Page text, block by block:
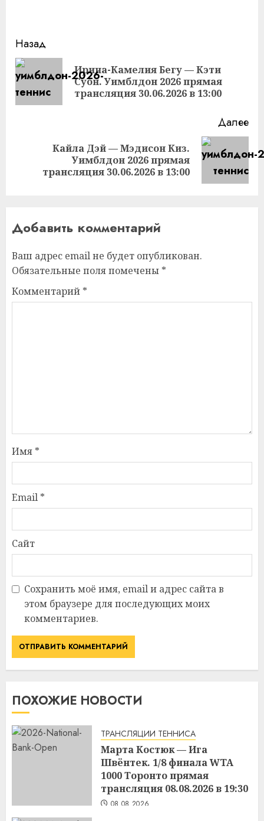
Продолжить
чтение
Назад
Ирина-Камелия Бегу — Кэти
Суон. Уимблдон 2026 прямая
трансляция 30.06.2026 в 13:00
Далее
Следующая
запись:
Кайла Дэй — Мэдисон Киз.
Уимблдон 2026 прямая
трансляция 30.06.2026 в 13:00
Добавить комментарий
Ваш адрес email не будет опубликован.
Обязательные поля помечены *
Комментарий *
Имя *
Email *
Сайт
Сохранить моё имя, email и адрес сайта в
этом браузере для последующих моих
комментариев.
ПОХОЖИЕ НОВОСТИ
ТРАНСЛЯЦИИ ТЕННИСА
Марта Костюк — Ига
Швёнтек. 1/8 финала WTA
1000 Торонто прямая
трансляция 08.08.2026 в 19:30
08.08.2026